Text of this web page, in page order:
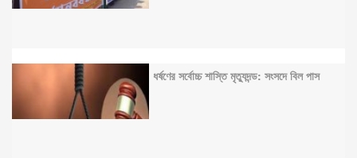
ধর্ষণের সর্বোচ্চ শাস্তি মৃত্যুদন্ড: সংসদে বিল পাস